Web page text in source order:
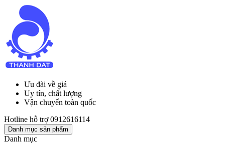
Ưu đãi về giá
Uy tín, chất lượng
Vận chuyển toàn quốc
Hotline hỗ trợ 0912616114
Danh mục sản phẩm
Danh mục